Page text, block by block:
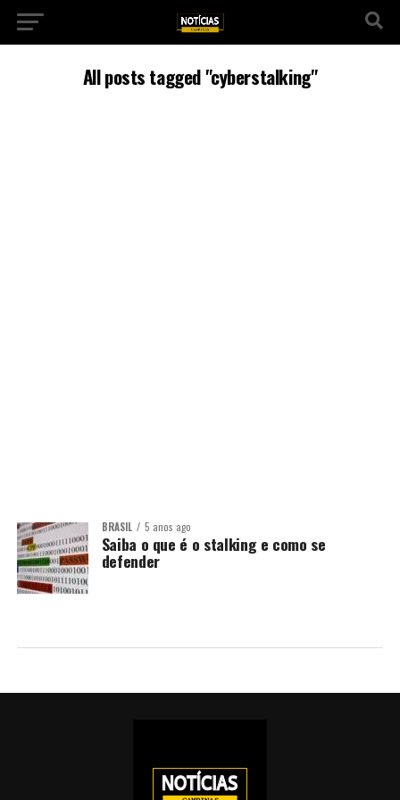
All posts tagged "cyberstalking"
BRASIL 5 anos ago
Saiba o que é o stalking e como se
defender